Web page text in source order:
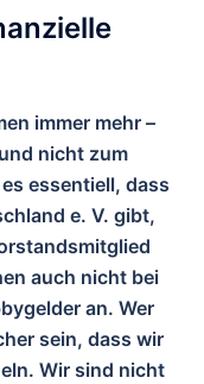
immer mehr –
nicht zum
essentiell, dass
e. V. gibt,
auch nicht bei
an. Wer
sein, dass wir
Wir sind nicht